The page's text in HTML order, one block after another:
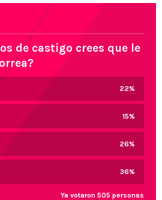
de castigo crees que le
22%
15%
26%
36%
Ya votaron 505 personas